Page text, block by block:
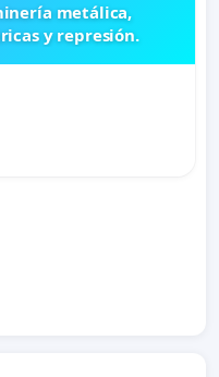
metálica,
y represión.